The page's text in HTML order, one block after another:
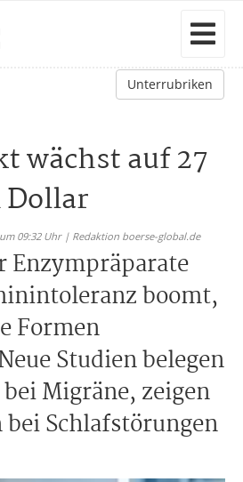
Unterrubriken
wächst auf 27
09:32 Uhr | Redaktion boerse-global.de
Enzympräparate
boomt,
Formen
Studien belegen
Migräne, zeigen
bei Schlafstörungen